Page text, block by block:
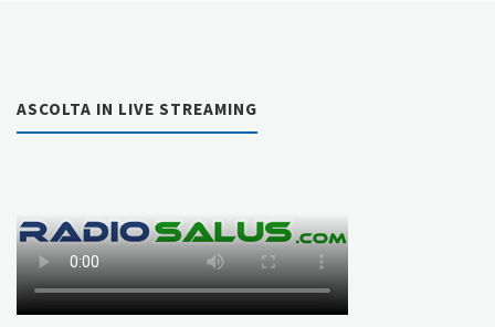
ASCOLTA IN LIVE STREAMING